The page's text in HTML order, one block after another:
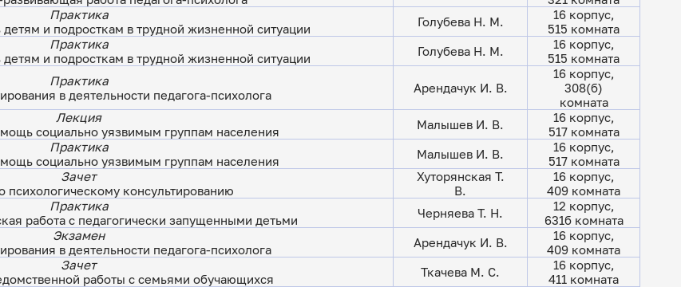
Практика
и подросткам в трудной жизненной ситуации
Голубева Н. М.
16 корпус,
515 комната
Практика
и подросткам в трудной жизненной ситуации
Голубева Н. М.
16 корпус,
515 комната
Практика
в деятельности педагога-психолога
Арендачук И. В.
16 корпус,
308(б)
комната
Лекция
социально уязвимым группам населения
Малышев И. В.
16 корпус,
517 комната
Практика
социально уязвимым группам населения
Малышев И. В.
16 корпус,
517 комната
Зачет
психологическому консультированию
Хуторянская Т.
В.
16 корпус,
409 комната
Практика
работа с педагогически запущенными детьми
Черняева Т. Н.
12 корпус,
631б комната
Экзамен
в деятельности педагога-психолога
Арендачук И. В.
16 корпус,
409 комната
Зачет
работы с семьями обучающихся
Ткачева М. С.
16 корпус,
411 комната